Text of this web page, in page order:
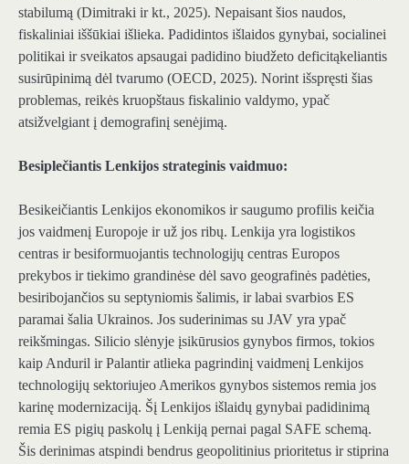
stabilumą (Dimitraki ir kt., 2025). Nepaisant šios naudos,
fiskaliniai iššūkiai išlieka. Padidintos išlaidos gynybai, socialinei
politikai ir sveikatos apsaugai padidino biudžeto deficitąkeliantis
susirūpinimą dėl tvarumo (OECD, 2025). Norint išspręsti šias
problemas, reikės kruopštaus fiskalinio valdymo, ypač
atsižvelgiant į demografinį senėjimą.
Besiplečiantis Lenkijos strateginis vaidmuo:
Besikeičiantis Lenkijos ekonomikos ir saugumo profilis keičia
jos vaidmenį Europoje ir už jos ribų. Lenkija yra logistikos
centras ir besiformuojantis technologijų centras Europos
prekybos ir tiekimo grandinėse dėl savo geografinės padėties,
besiribojančios su septyniomis šalimis, ir labai svarbios ES
paramai šalia Ukrainos. Jos suderinimas su JAV yra ypač
reikšmingas. Silicio slėnyje įsikūrusios gynybos firmos, tokios
kaip Anduril ir Palantir atlieka pagrindinį vaidmenį Lenkijos
technologijų sektoriujeo Amerikos gynybos sistemos remia jos
karinę modernizaciją. Šį Lenkijos išlaidų gynybai padidinimą
remia ES pigių paskolų į Lenkiją pernai pagal SAFE schemą.
Šis derinimas atspindi bendrus geopolitinius prioritetus ir stiprina